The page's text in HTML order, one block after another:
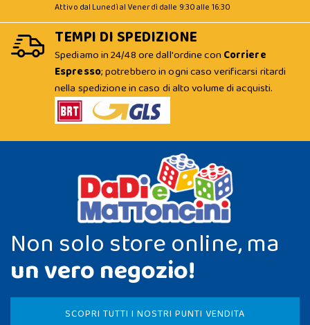
Attivo dal Lunedì al Venerdì dalle 9:30 alle 16:30
TEMPI DI SPEDIZIONE
Spediamo in 24/48 ore dall'ordine con Corriere
Espresso; potrebbero in ogni caso verificarsi ritardi
nella spedizione in caso di alto volume di acquisti.
Non solo store online, ma
un vero negozio!
SCOPRI TUTTI I NOSTRI PUNTI VENDITA